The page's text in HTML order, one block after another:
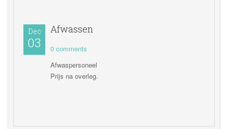
Dec
03
Afwassen
0 comments
Afwaspersoneel
Prijs na overleg.